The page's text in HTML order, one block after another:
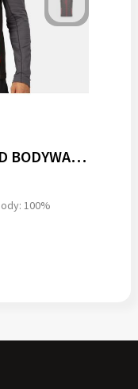
MEN'S NAVIGATE HYBRID BODYWARMER
100%